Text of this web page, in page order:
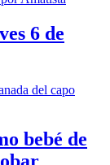
6 de
bebé de